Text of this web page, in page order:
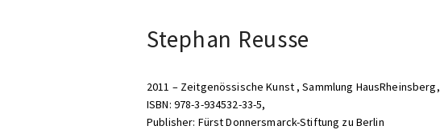
Stephan Reusse
2011 – Zeitgenössische Kunst , Sammlung HausRheinsberg,
ISBN: 978-3-934532-33-5,
Publisher: Fürst Donnersmarck-Stiftung zu Berlin